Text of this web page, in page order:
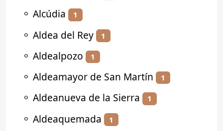
⚬ Alcúdia 1
⚬ Aldea del Rey 1
⚬ Aldealpozo 1
⚬ Aldeamayor de San Martín 1
⚬ Aldeanueva de la Sierra 1
⚬ Aldeaquemada 1